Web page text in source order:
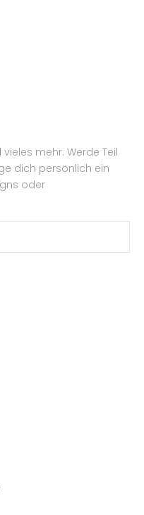
mehr. Werde Teil
dich persönlich ein
oder